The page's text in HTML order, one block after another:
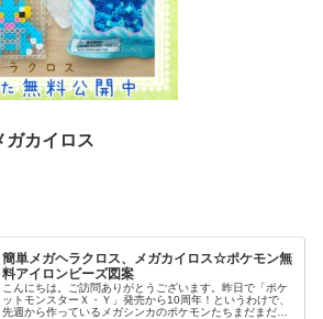
ガカイロス
簡単メガヘラクロス、メガカイロス☆ポケモン無
料アイロンビーズ図案
こんにちは。ご訪問ありがとうございます。昨日で「ポケ
ットモンスターＸ・Ｙ」発売から10周年！というわけで、
先週から作っているメガシンカのポケモンたちまだまだ作